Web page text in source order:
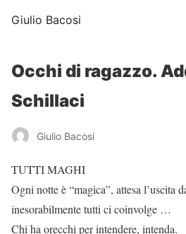
Giulio Bacosi
Occhi di ragazzo.
Schillaci
Giulio Bacosi
TUTTI MAGHI
Ogni notte è “magica”, attesa l’uscita
inesorabilmente tutti ci coinvolge …
Chi ha orecchi per intendere, intenda.